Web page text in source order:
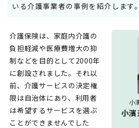
いる介護事業者の事例を紹介します。
小
小濱
介護保険は、家庭内介護の
負担軽減や医療費増大の抑
制などを目的として2000年
に創設されました。それ以
前、介護サービスの決定権
限は自治体にあり、利用者
は希望するサービスを選ぶ
ことができませんでした